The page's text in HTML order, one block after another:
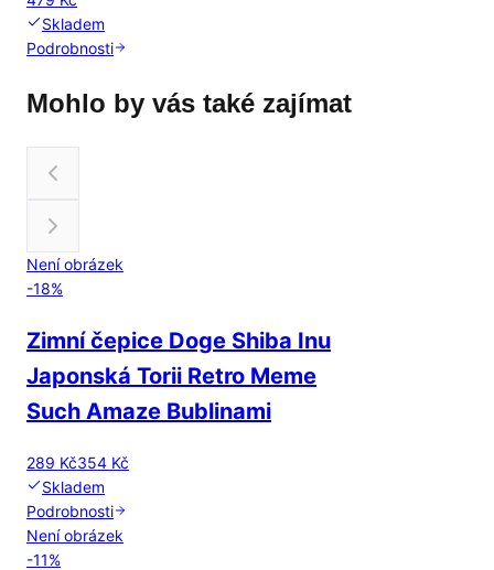
Skladem
Podrobnosti
Mohlo by vás také zajímat
Není obrázek
-18%
Zimní čepice Doge Shiba Inu
Japonská Torii Retro Meme
Such Amaze Bublinami
289 Kč354 Kč
Skladem
Podrobnosti
Není obrázek
-11%